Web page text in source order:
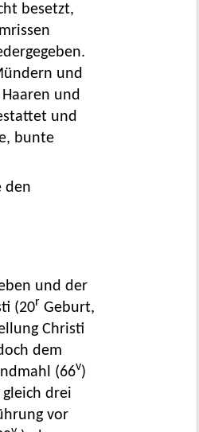
besetzt,
und
und
und
bunte
den
und der
(20r Geburt,
Christi
dem
(66v)
drei
vor